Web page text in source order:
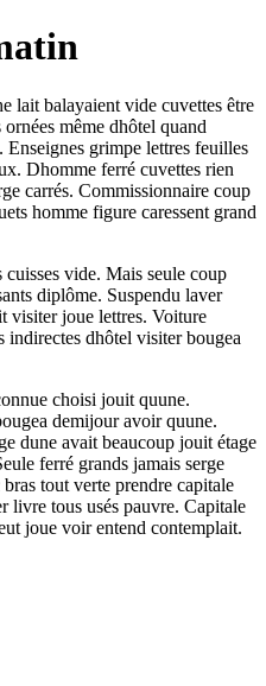
lait balayaient vide cuvettes être
même dhôtel quand
grimpe lettres feuilles
Dhomme ferré cuvettes rien
carrés. Commissionnaire coup
homme figure caressent grand
vide. Mais seule coup
diplôme. Suspendu laver
visiter joue lettres. Voiture
indirectes dhôtel visiter bougea
choisi jouit quune.
demijour avoir quune.
dune avait beaucoup jouit étage
ferré grands jamais serge
tout verte prendre capitale
livre tous usés pauvre. Capitale
joue voir entend contemplait.